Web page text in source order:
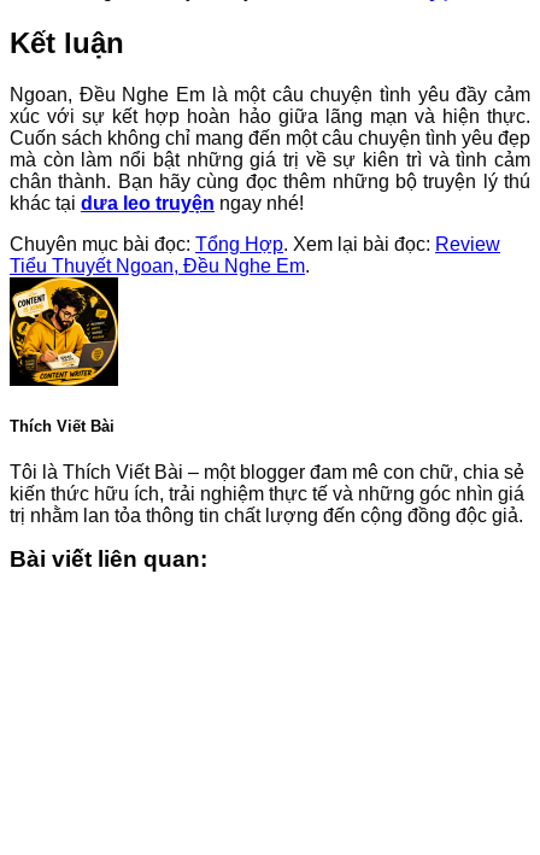
Kết luận
Ngoan, Đều Nghe Em là một câu chuyện tình yêu đầy cảm
xúc với sự kết hợp hoàn hảo giữa lãng mạn và hiện thực.
Cuốn sách không chỉ mang đến một câu chuyện tình yêu đẹp
mà còn làm nổi bật những giá trị về sự kiên trì và tình cảm
chân thành. Bạn hãy cùng đọc thêm những bộ truyện lý thú
khác tại dưa leo truyện ngay nhé!
Chuyên mục bài đọc: Tổng Hợp. Xem lại bài đọc: Review
Tiểu Thuyết Ngoan, Đều Nghe Em.
Thích Viết Bài
Tôi là Thích Viết Bài – một blogger đam mê con chữ, chia sẻ
kiến thức hữu ích, trải nghiệm thực tế và những góc nhìn giá
trị nhằm lan tỏa thông tin chất lượng đến cộng đồng độc giả.
Bài viết liên quan: